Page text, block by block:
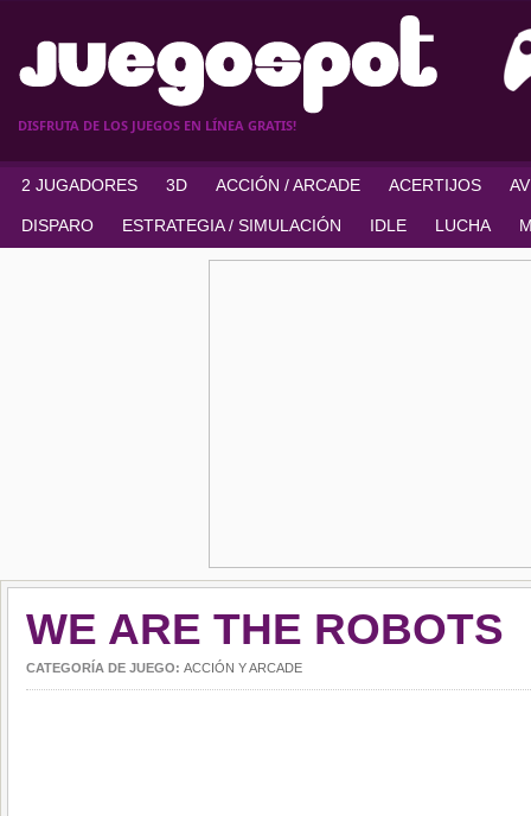
DISFRUTA DE LOS JUEGOS EN LÍNEA GRATIS!
2 JUGADORES 3D ACCIÓN / ARCADE ACERTIJOS
DISPARO ESTRATEGIA / SIMULACIÓN IDLE LUCHA
WE ARE THE ROBOTS
CATEGORÍA DE JUEGO: ACCIÓN Y ARCADE